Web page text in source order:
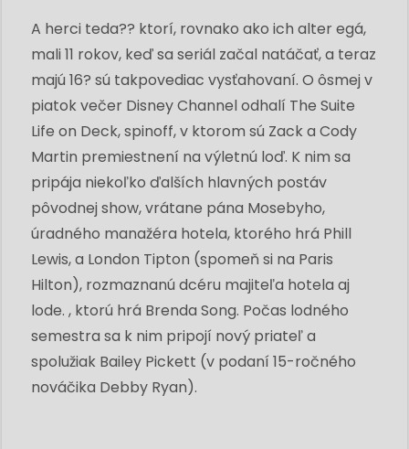
A herci teda?? ktorí, rovnako ako ich alter egá,
mali 11 rokov, keď sa seriál začal natáčať, a teraz
majú 16? sú takpovediac vysťahovaní. O ôsmej v
piatok večer Disney Channel odhalí The Suite
Life on Deck, spinoff, v ktorom sú Zack a Cody
Martin premiestnení na výletnú loď. K nim sa
pripája niekoľko ďalších hlavných postáv
pôvodnej show, vrátane pána Mosebyho,
úradného manažéra hotela, ktorého hrá Phill
Lewis, a London Tipton (spomeň si na Paris
Hilton), rozmaznanú dcéru majiteľa hotela aj
lode. , ktorú hrá Brenda Song. Počas lodného
semestra sa k nim pripojí nový priateľ a
spolužiak Bailey Pickett (v podaní 15-ročného
nováčika Debby Ryan).